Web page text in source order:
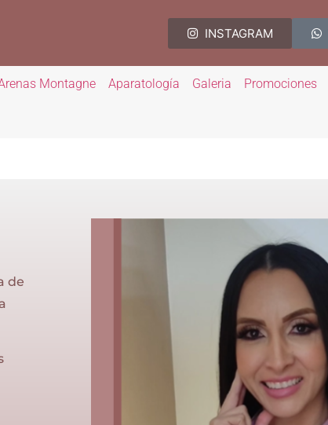
INSTAGRAM
Montagne Aparatología Galeria Promociones
de